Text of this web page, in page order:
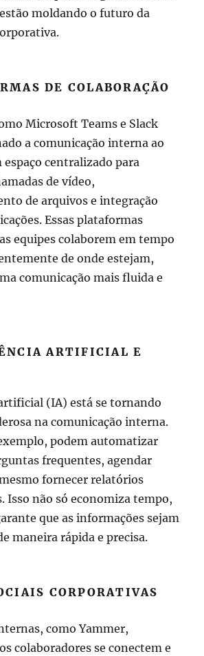
moldando o futuro da
DE COLABORAÇÃO
Microsoft Teams e Slack
a comunicação interna ao
espaço centralizado para
de vídeo,
de arquivos e integração
Essas plataformas
equipes colaborem em tempo
de onde estejam,
comunicação mais fluida e
ARTIFICIAL E
(IA) está se tornando
na comunicação interna.
podem automatizar
frequentes, agendar
fornecer relatórios
Isso não só economiza tempo,
que as informações sejam
maneira rápida e precisa.
CORPORATIVAS
como Yammer,
colaboradores se conectem e